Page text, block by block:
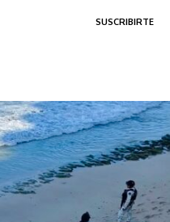
SUSCRIBIRTE